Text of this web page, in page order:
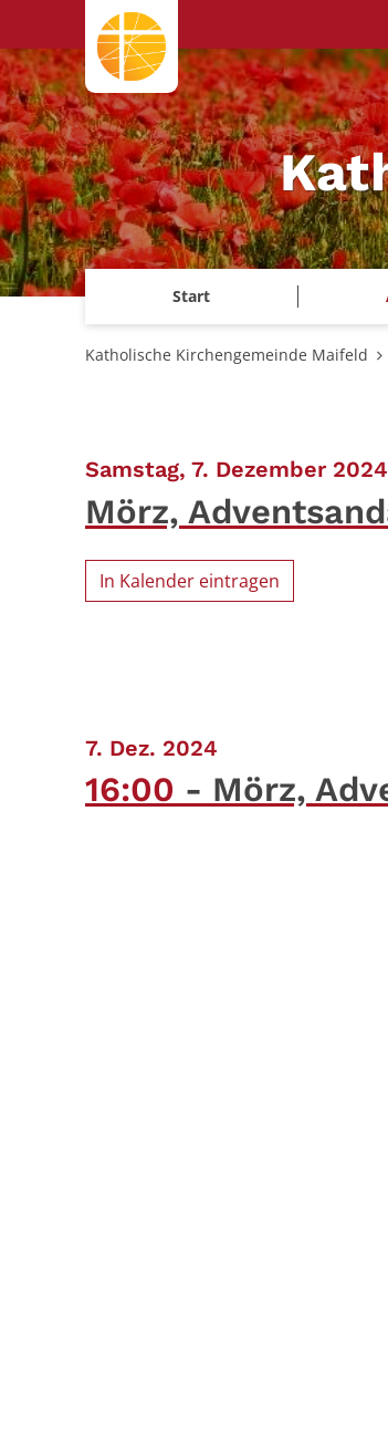
Zum Inhalt springen
Start
Katholische Kirchengemeinde Maifeld
Samstag, 7. Dezember
Mörz,
In Kalender eintragen
7. Dez. 2024
16:00 Mörz,